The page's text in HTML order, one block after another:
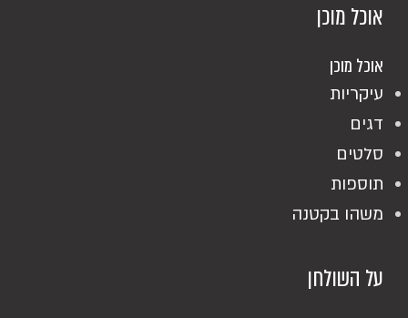
על השולחן
אוכל מוכן
אוכל מוכן
עיקריות
דגים
סלטים
תוספות
משהו בקטנה